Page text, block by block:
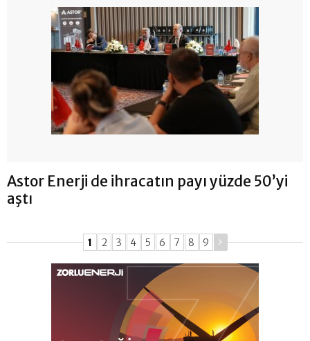
Astor Enerji de ihracatın payı yüzde 50’yi
aştı
1 2 3 4 5 6 7 8 9